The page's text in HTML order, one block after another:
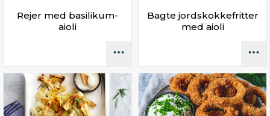
Rejer med basilikum-
aioli
Bagte jordskokkefritter
med aioli